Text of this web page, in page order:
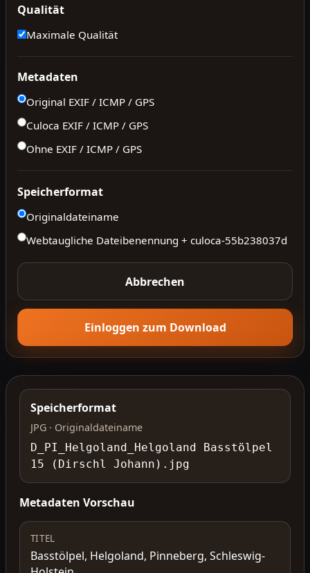
Qualität
Maximale Qualität
Metadaten
Original EXIF / ICMP / GPS
Culoca EXIF / ICMP / GPS
Ohne EXIF / ICMP / GPS
Speicherformat
Originaldateiname
Webtaugliche Dateibenennung + culoca-55b238037d
Abbrechen
Einloggen zum Download
Speicherformat
JPG · Originaldateiname
D_PI_Helgoland_Helgoland Basstölpel
15 (Dirschl Johann).jpg
Metadaten Vorschau
TITEL
Basstölpel, Helgoland, Pinneberg, Schleswig-